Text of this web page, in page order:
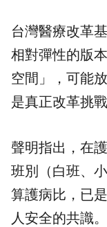
台灣醫療改革
相對彈性的版
空間」，可能
是真正改革挑戰
聲明指出，在
班別（白班、
算護病比，已
人安全的共識